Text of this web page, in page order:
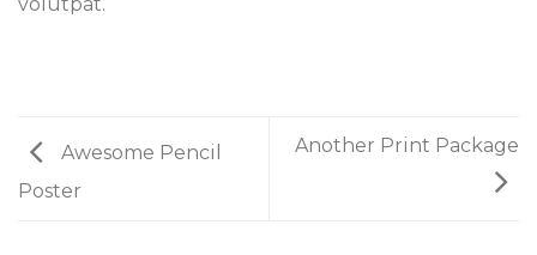
volutpat.
Awesome Pencil
Poster
Another Print Package